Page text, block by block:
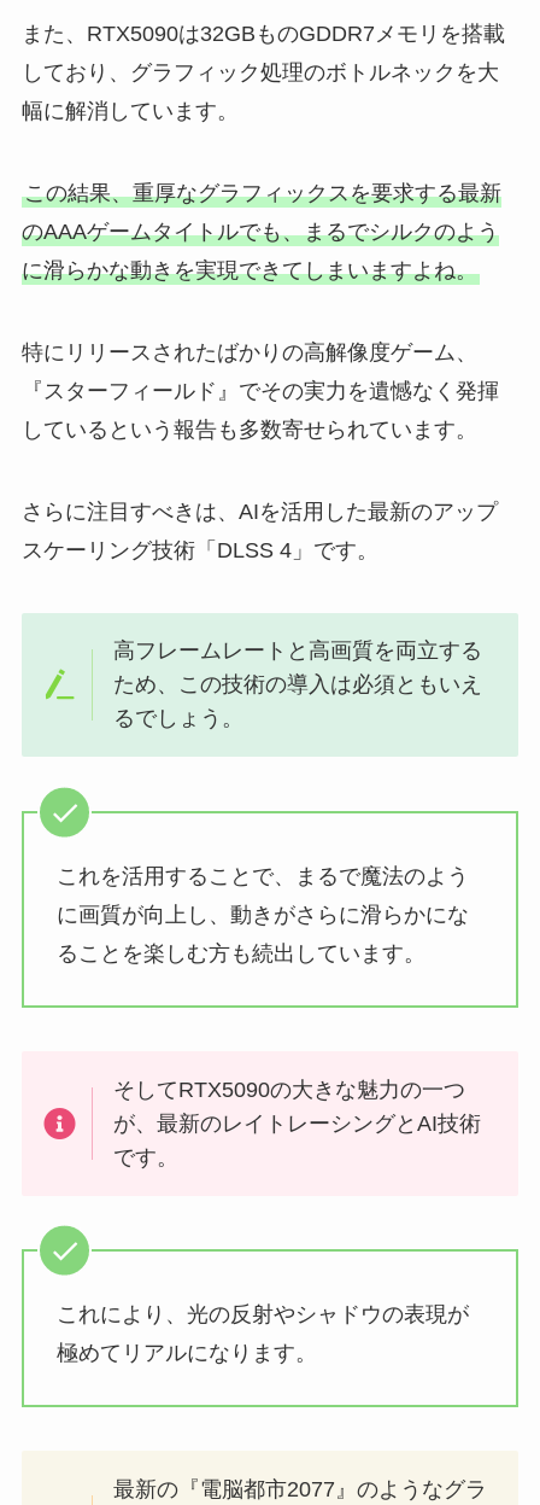
また、RTX5090は32GBものGDDR7メモリを搭載
しており、グラフィック処理のボトルネックを大
幅に解消しています。
この結果、重厚なグラフィックスを要求する最新
のAAAゲームタイトルでも、まるでシルクのよう
に滑らかな動きを実現できてしまいますよね。
特にリリースされたばかりの高解像度ゲーム、
『スターフィールド』でその実力を遺憾なく発揮
しているという報告も多数寄せられています。
さらに注目すべきは、AIを活用した最新のアップ
スケーリング技術「DLSS 4」です。
高フレームレートと高画質を両立する
ため、この技術の導入は必須ともいえ
るでしょう。
これを活用することで、まるで魔法のよう
に画質が向上し、動きがさらに滑らかにな
ることを楽しむ方も続出しています。
そしてRTX5090の大きな魅力の一つ
が、最新のレイトレーシングとAI技術
です。
これにより、光の反射やシャドウの表現が
極めてリアルになります。
最新の『電脳都市2077』のようなグラ